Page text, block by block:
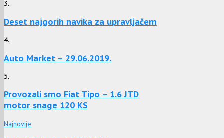
3.
Deset najgorih navika za upravljačem
4.
Auto Market – 29.06.2019.
5.
Provozali smo Fiat Tipo – 1.6 JTD
motor snage 120 KS
Najnovije